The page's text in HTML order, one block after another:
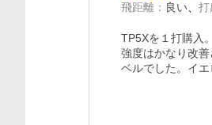
飛距離 ： 良い 打
TP5Xを１打購入
強度はかなり改
ベルでした。イエ